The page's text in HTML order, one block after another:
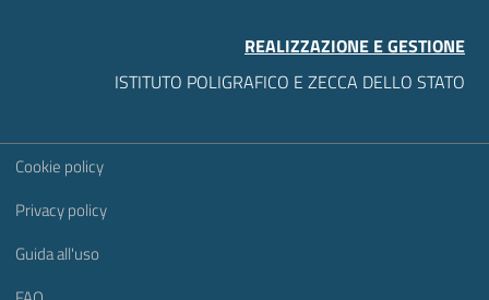
REALIZZAZIONE E GESTIONE
ISTITUTO POLIGRAFICO E ZECCA DELLO STATO
Sezione Link Utili
Cookie policy
Privacy policy
Guida all'uso